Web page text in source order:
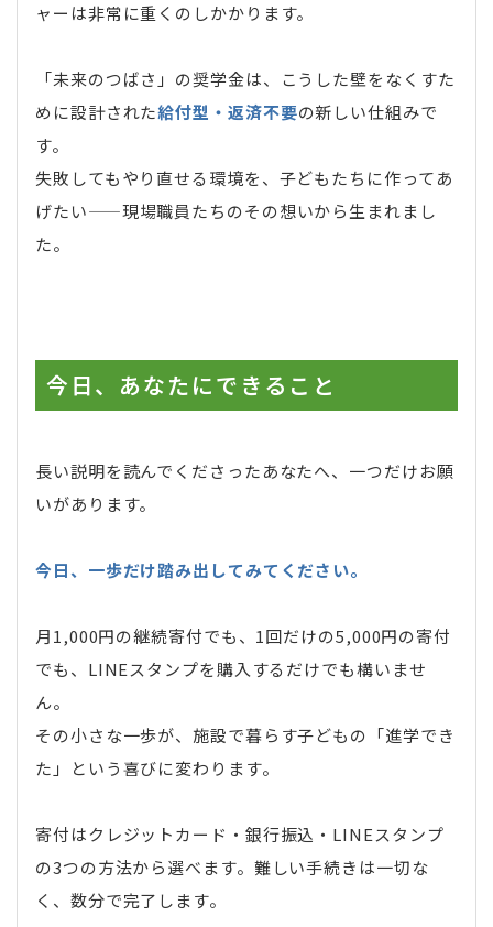
ャーは非常に重くのしかかります。
「未来のつばさ」の奨学金は、こうした壁をなくすた
めに設計された給付型・返済不要の新しい仕組みで
す。
失敗してもやり直せる環境を、子どもたちに作ってあ
げたい——現場職員たちのその想いから生まれまし
た。
今日、あなたにできること
長い説明を読んでくださったあなたへ、一つだけお願
いがあります。
今日、一歩だけ踏み出してみてください。
月1,000円の継続寄付でも、1回だけの5,000円の寄付
でも、LINEスタンプを購入するだけでも構いませ
ん。
その小さな一歩が、施設で暮らす子どもの「進学でき
た」という喜びに変わります。
寄付はクレジットカード・銀行振込・LINEスタンプ
の3つの方法から選べます。難しい手続きは一切な
く、数分で完了します。